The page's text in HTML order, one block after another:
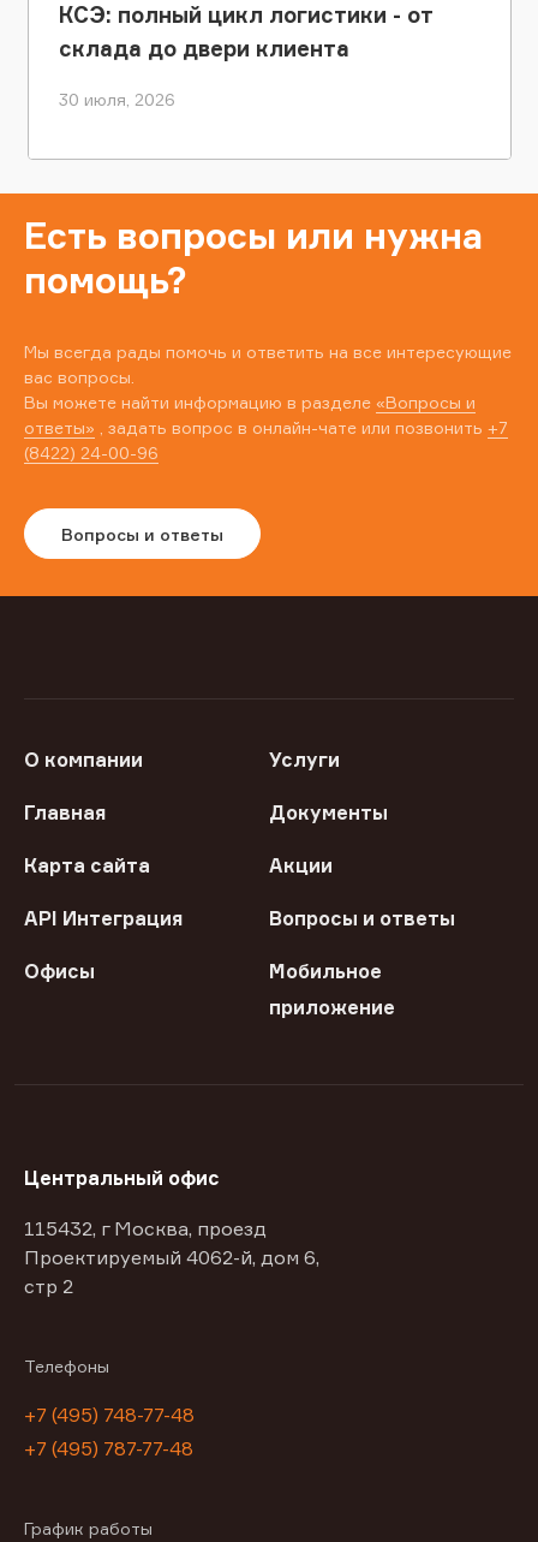
КСЭ: полный цикл логистики - от
склада до двери клиента
30 июля, 2026
Есть вопросы или нужна
помощь?
Мы всегда рады помочь и ответить на все интересующие
вас вопросы.
Вы можете найти информацию в разделе «Вопросы и
ответы» , задать вопрос в онлайн-чате или позвонить +7
(8422) 24-00-96
Вопросы и ответы
О компании Услуги
Главная Документы
Карта сайта Акции
API Интеграция Вопросы и ответы
Офисы
Мобильное
приложение
Центральный офис
115432, г Москва, проезд
Проектируемый 4062-й, дом 6,
стр 2
Телефоны
+7 (495) 748-77-48
+7 (495) 787-77-48
График работы